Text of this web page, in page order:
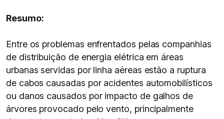
Resumo:
Entre os problemas enfrentados pelas companhias
de distribuição de energia elétrica em áreas
urbanas servidas por linha aéreas estão a ruptura
de cabos causadas por acidentes automobilísticos
ou danos causados por impacto de galhos de
árvores provocado pelo vento, principalmente